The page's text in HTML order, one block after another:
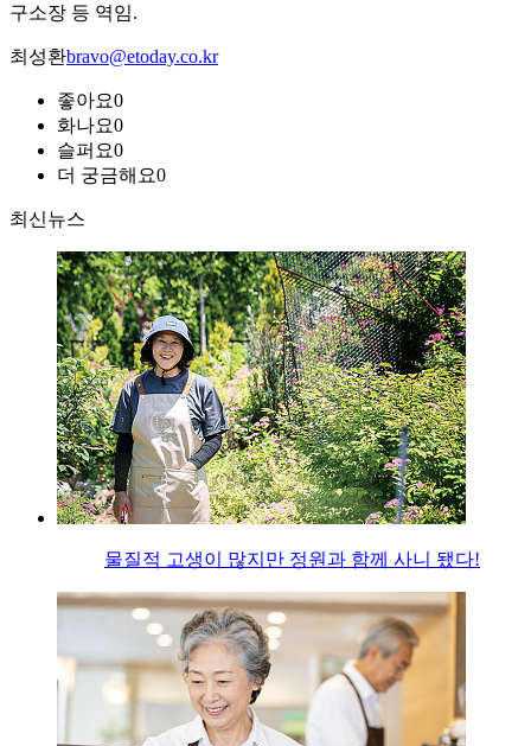
구소장 등 역임.
최성환bravo@etoday.co.kr
좋아요0
화나요0
슬퍼요0
더 궁금해요0
최신뉴스
물질적 고생이 많지만 정원과 함께 사니 됐다!